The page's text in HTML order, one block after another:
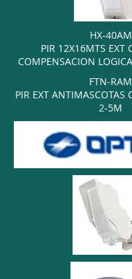
FTN-RAM
PIR EXT ANTIMASCOTAS
2-5M
HX-40AM
PIR 12X16MTS EXT
COMPENSACION